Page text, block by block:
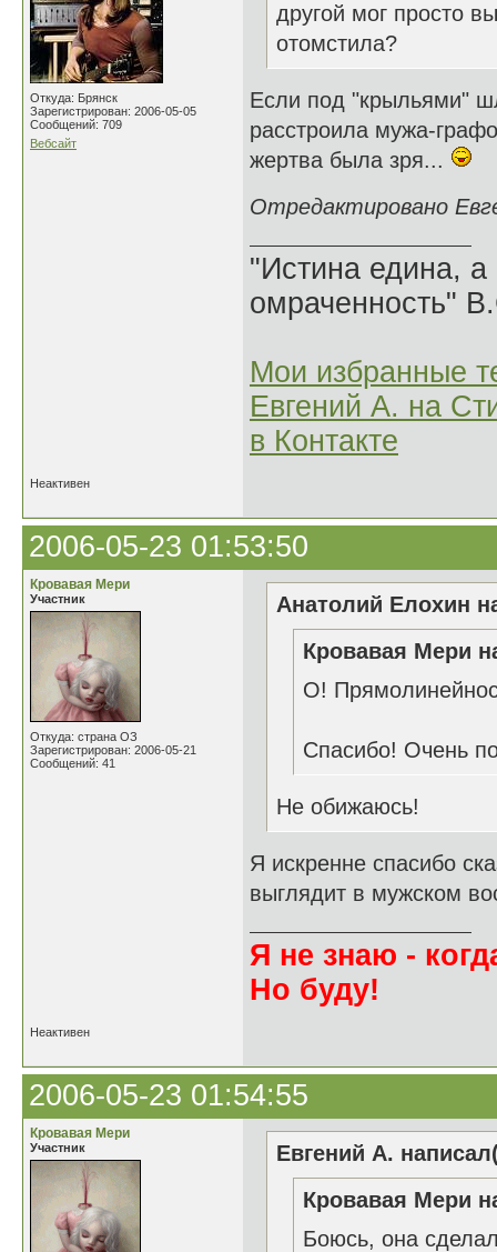
Откуда: Брянск
Зарегистрирован: 2006-05-05
Сообщений: 709
Вебсайт
другой мог просто
отомстила?
Если под "крыльями"
расстроила мужа-
жертва была зря...
Отредактировано
"Истина едина,
омраченность"
Мои избранные
Евгений А. на
в Контакте
Неактивен
2006-05-23 01:53:50
Кровавая Мери
Участник
Откуда: страна ОЗ
Зарегистрирован: 2006-05-21
Сообщений: 41
Анатолий Елохин
Кровавая Мери
О!
Спасибо! Очень
Не обижаюсь!
Я искренне спасибо
выглядит в мужском
Я не знаю -
Но буду!
Неактивен
2006-05-23 01:54:55
Кровавая Мери
Участник
Евгений А.
Кровавая Мери
Боюсь, она